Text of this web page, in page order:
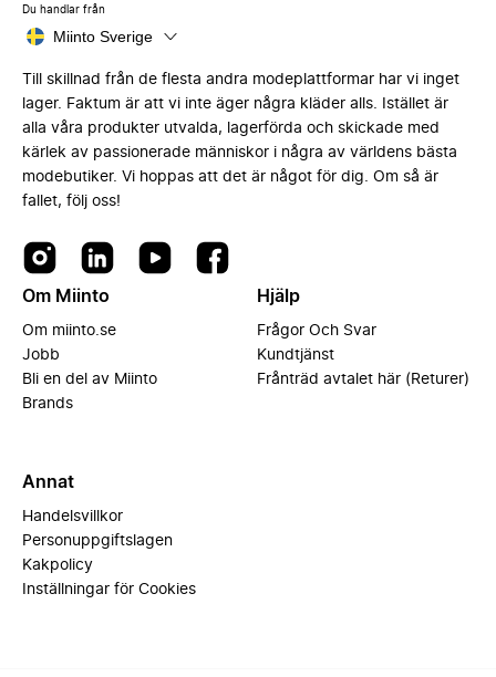
Du handlar från
Miinto Sverige
Till skillnad från de flesta andra modeplattformar har vi inget
lager. Faktum är att vi inte äger några kläder alls. Istället är
alla våra produkter utvalda, lagerförda och skickade med
kärlek av passionerade människor i några av världens bästa
modebutiker. Vi hoppas att det är något för dig. Om så är
fallet, följ oss!
Om Miinto
Om miinto.se
Jobb
Bli en del av Miinto
Brands
Hjälp
Frågor Och Svar
Kundtjänst
Frånträd avtalet här (Returer)
Annat
Handelsvillkor
Personuppgiftslagen
Kakpolicy
Inställningar för Cookies